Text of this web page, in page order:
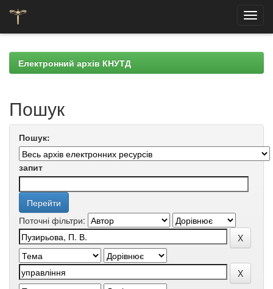
navigationЕлектронний архів КНУТД
Пошук
Пошук:
запит
Поточні фільтри: